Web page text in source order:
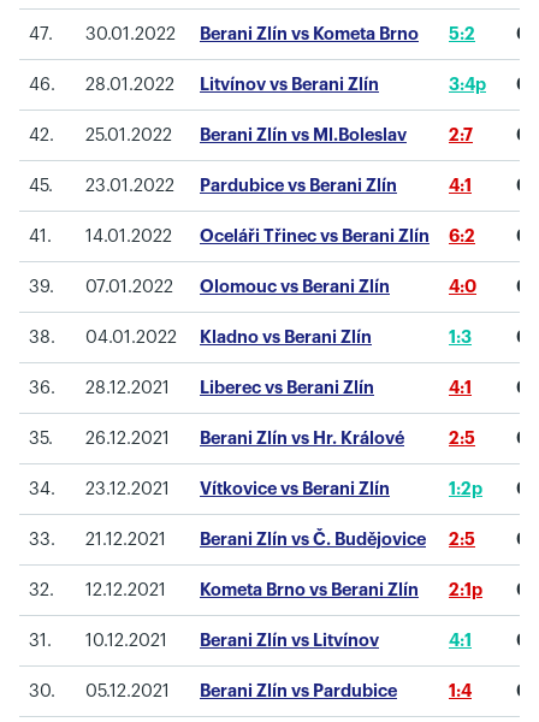
47. 30.01.2022 Berani Zlín vs Kometa Brno 5:2 0
46. 28.01.2022 Litvínov vs Berani Zlín 3:4p 0
42. 25.01.2022 Berani Zlín vs Ml.Boleslav 2:7 0
45. 23.01.2022 Pardubice vs Berani Zlín 4:1 0
41. 14.01.2022 Oceláři Třinec vs Berani Zlín 6:2 0
39. 07.01.2022 Olomouc vs Berani Zlín 4:0 0
38. 04.01.2022 Kladno vs Berani Zlín 1:3 0
36. 28.12.2021 Liberec vs Berani Zlín 4:1 0
35. 26.12.2021 Berani Zlín vs Hr. Králové 2:5 0
34. 23.12.2021 Vítkovice vs Berani Zlín 1:2p 0
33. 21.12.2021 Berani Zlín vs Č. Budějovice 2:5 0
32. 12.12.2021 Kometa Brno vs Berani Zlín 2:1p 0
31. 10.12.2021 Berani Zlín vs Litvínov 4:1 0
30. 05.12.2021 Berani Zlín vs Pardubice 1:4 0